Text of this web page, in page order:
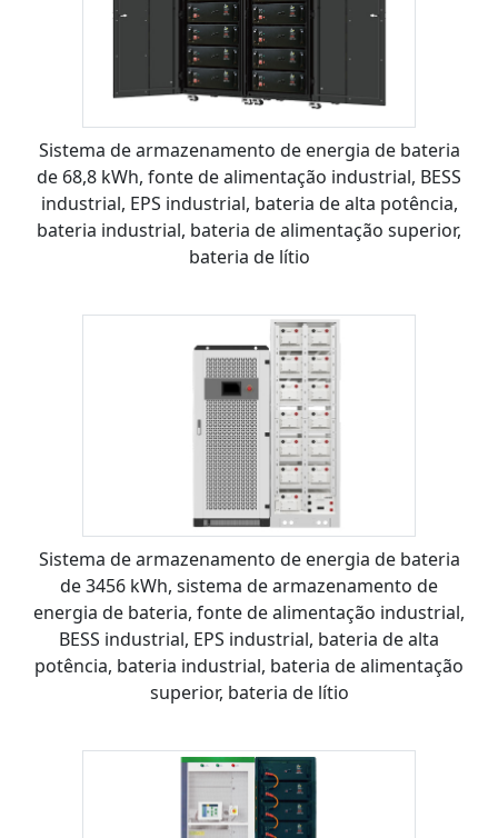
Sistema de armazenamento de energia de bateria
de 68,8 kWh, fonte de alimentação industrial, BESS
industrial, EPS industrial, bateria de alta potência,
bateria industrial, bateria de alimentação superior,
bateria de lítio
Sistema de armazenamento de energia de bateria
de 3456 kWh, sistema de armazenamento de
energia de bateria, fonte de alimentação industrial,
BESS industrial, EPS industrial, bateria de alta
potência, bateria industrial, bateria de alimentação
superior, bateria de lítio